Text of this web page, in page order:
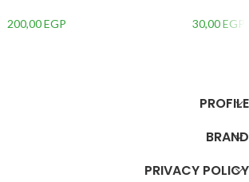
30,00EGP
متعدد الألوان
200,00EGP
PROFILE
BRAND
PRIVACY POLICY